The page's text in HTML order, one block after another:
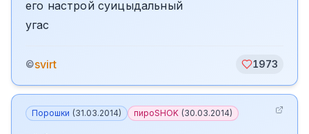
его настрой суицыдальный
угас
©svirt 1973
Порошки (31.03.2014) пироSHOK (30.03.2014)